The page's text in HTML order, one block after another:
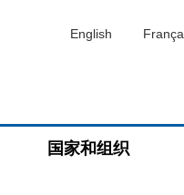
English
国家和组织